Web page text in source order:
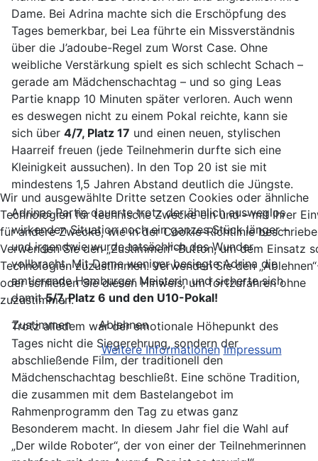
Dame. Bei Adrina machte sich die Erschöpfung des
Tages bemerkbar, bei Lea führte ein Missverständnis
über die J’adoube-Regel zum Worst Case. Ohne
weibliche Verstärkung spielt es sich schlecht Schach –
gerade am Mädchenschachtag – und so ging Leas
Partie knapp 10 Minuten später verloren. Auch wenn
es deswegen nicht zu einem Pokal reichte, kann sie
sich über 4/7, Platz 17 und einen neuen, stylischen
Haarreif freuen (jede Teilnehmerin durfte sich eine
Kleinigkeit aussuchen). In den Top 20 ist sie mit
mindestens 1,5 Jahren Abstand deutlich die Jüngste.
Adrinas Partie dauerte trotz der ähnlich ausweglos
wirkenden Situation noch ein ganzes Stück länger –
und irgendwie wurde tatsächlich das Wunder
vollbracht. Mit Dame weniger besiegte Adrina die
amtierende Hamburger Meisterin und sicherte sich
damit5/7, Platz 6 und den U10-Pokal!
Trotz alledem war der emotionale Höhepunkt des
Tages nicht die Siegerehrung, sondern der
abschließende Film, der traditionell den
Mädchenschachtag beschließt. Eine schöne Tradition,
die zusammen mit dem Bastelangebot im
Rahmenprogramm den Tag zu etwas ganz
Besonderem macht. In diesem Jahr fiel die Wahl auf
„Der wilde Roboter“, der von einer der Teilnehmerinnen
Wir und ausgewählte Dritte setzen Cookies oder ähnliche
Technologien für technische Zwecke ein und – mit Ihrer
für andere Zwecke, wie in der Cookie-Richtlinie
Verwenden Sie den „Zustimmen“-Button, um dem Einsatz
Technologien zuzustimmen. Verwenden Sie den
oder schließen Sie diesen Hinweis, um fortzufahren ohne
zuzustimmen.
Zustimmen
Ablehnen
Weitere Informationen Impressum